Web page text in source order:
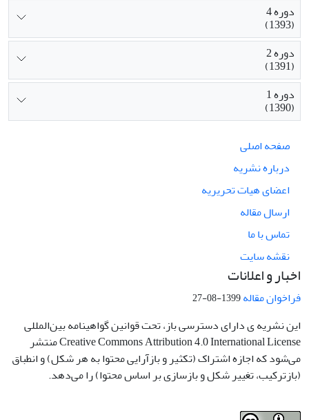
دوره 4
(1393)
دوره 2
(1391)
دوره 1
(1390)
صفحه اصلی
درباره نشریه
اعضای هیات تحریریه
ارسال مقاله
تماس با ما
نقشه سایت
اخبار و اعلانات
فراخوان مقاله1399-08-27
این نشریه ی دارای دسترسی باز، تحت قوانین گواهینامه بین‌المللی
Creative Commons Attribution 4.0 International License منتشر
می‌شود که اجازه اشتراک (تکثیر و بازآرایی محتوا به هر شکل) و انطباق
(بازترکیب، تغییر شکل و بازسازی بر اساس محتوا) را می‌دهد.